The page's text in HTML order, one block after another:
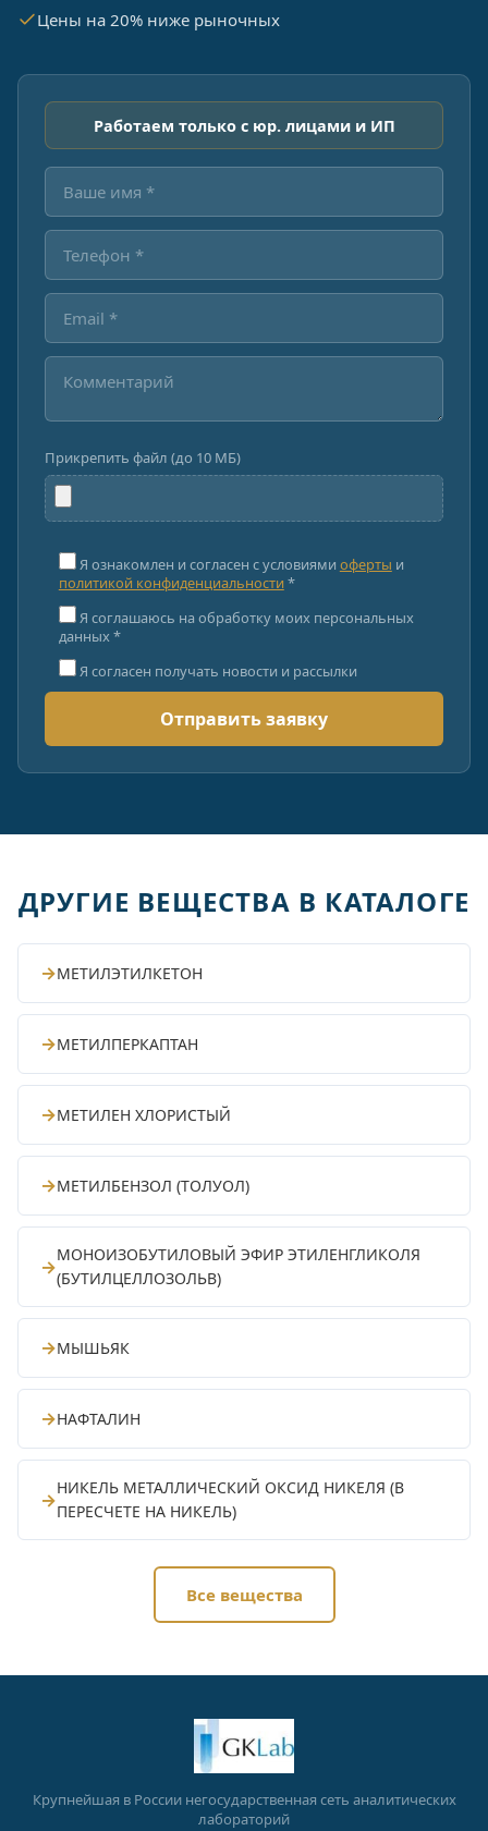
Цены на 20% ниже рыночных
Работаем только с юр. лицами и ИП
Прикрепить файл (до 10 МБ)
Я ознакомлен и согласен с условиями оферты и
политикой конфиденциальности *
Я соглашаюсь на обработку моих персональных
данных *
Я согласен получать новости и рассылки
ДРУГИЕ ВЕЩЕСТВА В КАТАЛОГЕ
→МЕТИЛЭТИЛКЕТОН
→МЕТИЛПЕРКАПТАН
→МЕТИЛЕН ХЛОРИСТЫЙ
→МЕТИЛБЕНЗОЛ (ТОЛУОЛ)
→МОНОИЗОБУТИЛОВЫЙ ЭФИР ЭТИЛЕНГЛИКОЛЯ
(БУТИЛЦЕЛЛОЗОЛЬВ)
→МЫШЬЯК
→НАФТАЛИН
→НИКЕЛЬ МЕТАЛЛИЧЕСКИЙ ОКСИД НИКЕЛЯ (В
ПЕРЕСЧЕТЕ НА НИКЕЛЬ)
Все вещества
Крупнейшая в России негосударственная сеть аналитических
лабораторий